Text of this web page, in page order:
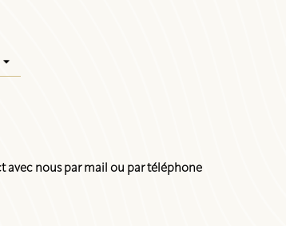
avec nous par mail ou par téléphone